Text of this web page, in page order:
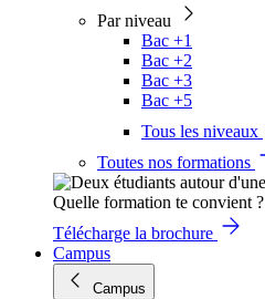
Par niveau
Bac +1
Bac +2
Bac +3
Bac +5
Tous les niveaux
Toutes nos formations
Quelle formation te convient ?
Télécharge la brochure
Campus
Campus